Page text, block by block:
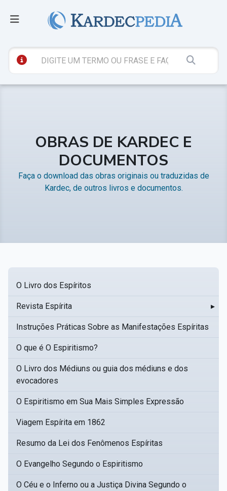
OBRAS DE KARDEC E
DOCUMENTOS
Faça o download das obras originais ou traduzidas de
Kardec, de outros livros e documentos.
O Livro dos Espíritos
Revista Espírita ▸
Instruções Práticas Sobre as Manifestações Espíritas
O que é O Espiritismo?
O Livro dos Médiuns ou guia dos médiuns e dos
evocadores
O Espiritismo em Sua Mais Simples Expressão
Viagem Espírita em 1862
Resumo da Lei dos Fenômenos Espíritas
O Evangelho Segundo o Espiritismo
O Céu e o Inferno ou a Justiça Divina Segundo o